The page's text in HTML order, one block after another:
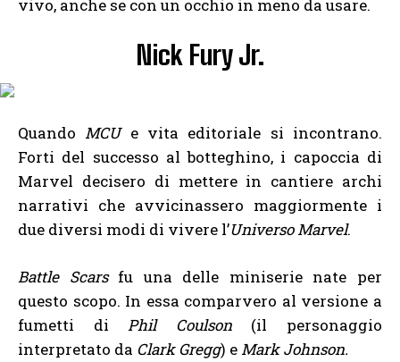
vivo, anche se con un occhio in meno da usare.
Nick Fury Jr.
Quando MCUe vita editoriale si incontrano.
Forti del successo al botteghino, i capoccia di
Marvel decisero di mettere in cantiere archi
narrativi che avvicinassero maggiormente i
due diversi modi di vivere l’Universo Marvel.
Battle Scarsfu una delle miniserie nate per
questo scopo. In essa comparvero al versione a
fumetti di Phil Coulson(il personaggio
interpretato da Clark Gregg) e Mark Johnson.